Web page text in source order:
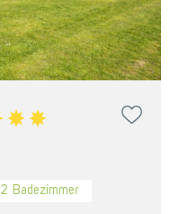
2 Badezimmer